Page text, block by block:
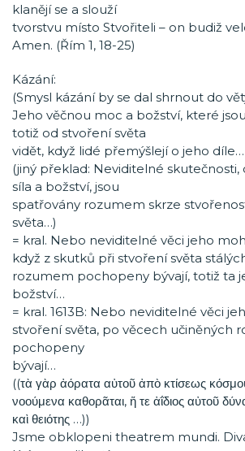
klanějí se a slouží
tvorstvu místo Stvořiteli – on budiž
Amen. (Řím 1, 18-25)
Kázání:
(Smysl kázání by se dal shrnout do
Jeho věčnou moc a božství, které
totiž od stvoření světa
vidět, když lidé přemýšlejí o jeho díle…
(jiný překlad: Neviditelné skutečnosti,
síla a božství, jsou
spatřovány rozumem skrze
světa…)
= kral. Nebo neviditelné věci jeho
když z skutků při stvoření světa
rozumem pochopeny bývají, totiž ta
božství…
= kral. 1613B: Nebo neviditelné věci
stvoření světa, po věcech učiněných
pochopeny
bývají…
((τὰ γὰρ ἀόρατα αὐτοῦ ἀπὸ κτίσεως
νοούμενα καθορᾶται, ἥ τε ἀΐδιος αὐτοῦ
καὶ θειότης …))
Jsme obklopeni theatrem mundi.